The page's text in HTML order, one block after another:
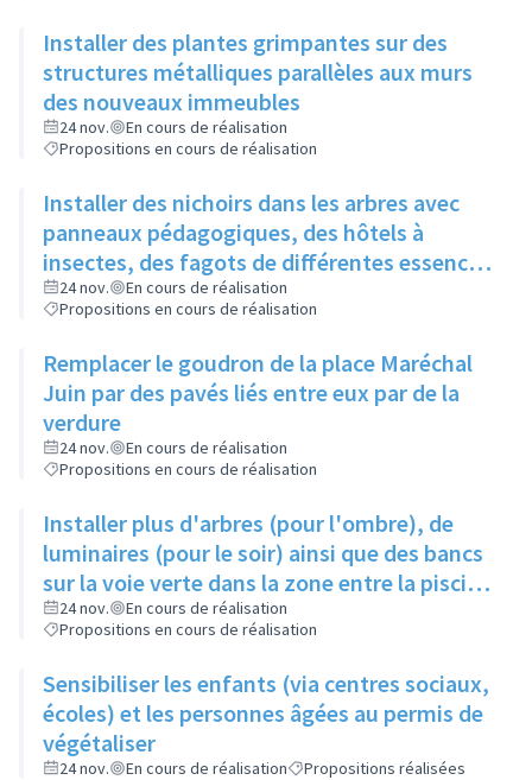
Installer des plantes grimpantes sur des
structures métalliques parallèles aux murs
des nouveaux immeubles
24 nov.
En cours de réalisation
Propositions en cours de réalisation
Installer des nichoirs dans les arbres avec
panneaux pédagogiques, des hôtels à
insectes, des fagots de différentes essences
pour stimuler la biodiversité sur la place du
Château à la Roue
24 nov.
En cours de réalisation
Propositions en cours de réalisation
Remplacer le goudron de la place Maréchal
Juin par des pavés liés entre eux par de la
verdure
24 nov.
En cours de réalisation
Propositions en cours de réalisation
Installer plus d'arbres (pour l'ombre), de
luminaires (pour le soir) ainsi que des bancs
sur la voie verte dans la zone entre la piscine
et la rue de l'Industrie
24 nov.
En cours de réalisation
Propositions en cours de réalisation
Sensibiliser les enfants (via centres sociaux,
écoles) et les personnes âgées au permis de
végétaliser
24 nov. En cours de réalisation Propositions réalisées